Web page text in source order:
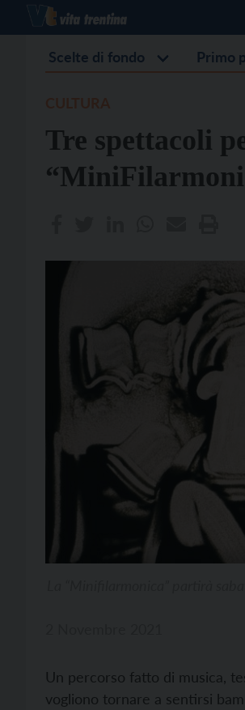
Scelte di fondo Primo
Tre spettacoli
Un percorso fatto di musica,
vogliono tornare a sentirsi